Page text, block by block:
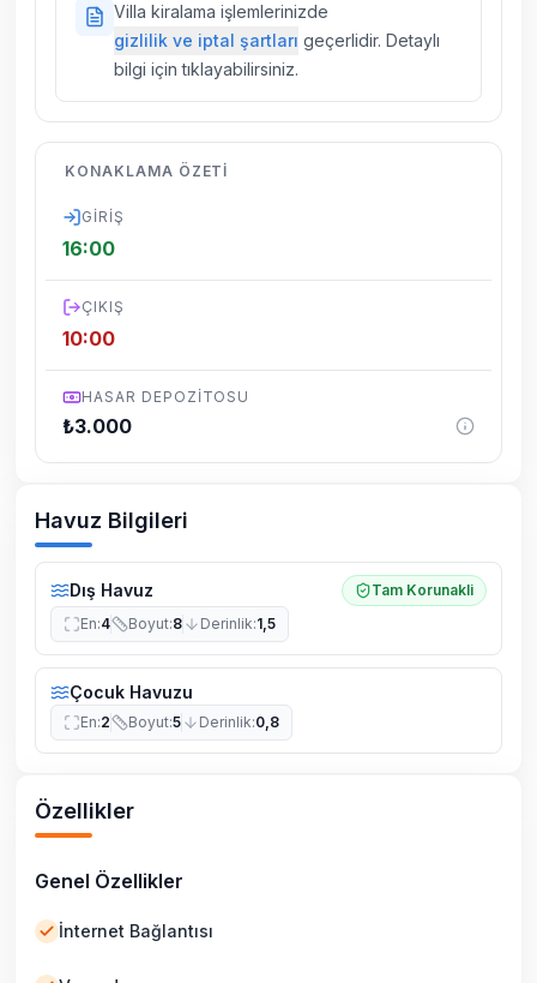
villalarımızda düzenli olarak ilaçlama
yapılmaktadır. Buna rağmen çevrede
kelebek, böcek, sinek vs. bulunma ihtimali
dönemsel olarak altyapı çalışmaları
yapılabilmektedir. Bu çalışma nedeniyle yol
Villa kiralama işlemlerinizde
gizlilik ve iptal şartları geçerlidir. Detaylı
bilgi için tıklayabilirsiniz.
KONAKLAMA ÖZETI
GIRIŞ
16:00
ÇIKIŞ
10:00
HASAR DEPOZITOSU
₺3.000
Havuz Bilgileri
Dış Havuz
Tam Korunakli
En:4 Boyut:8 Derinlik:1,5
Çocuk Havuzu
En:2 Boyut:5 Derinlik:0,8
Özellikler
Genel Özellikler
İnternet Bağlantısı